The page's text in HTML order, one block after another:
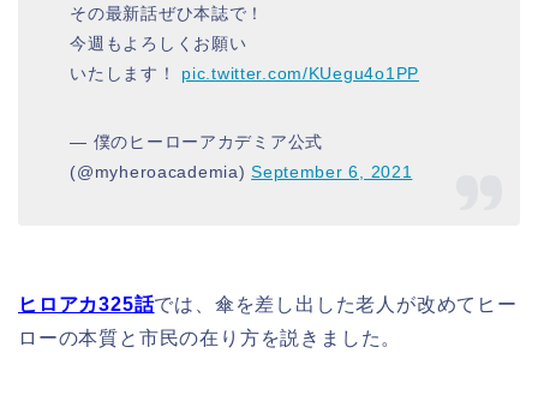
その最新話ぜひ本誌で！
今週もよろしくお願い
いたします！ pic.twitter.com/KUegu4o1PP
— 僕のヒーローアカデミア公式
(@myheroacademia)September 6, 2021
ヒロアカ325話では、傘を差し出した老人が改めてヒー
ローの本質と市民の在り方を説きました。